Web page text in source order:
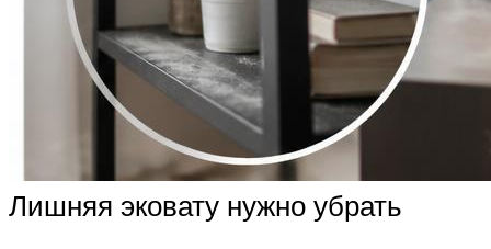
Лишняя эковату нужно убрать